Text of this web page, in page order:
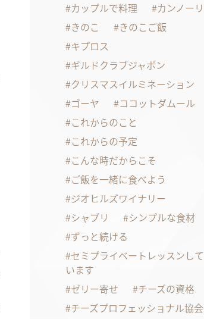
カップルで料理
カンノーリ
きのこ
きのこご飯
キプロス
ギルドクラブジャポン
クリスマスイルミネーション
ゴーヤ
ココットダムール
これからのこと
これからの予定
こんな時だからこそ
ご飯を一緒に食べよう
ジオヒルズワイナリー
シャブリ
シンプルな食材
ずっと続ける
セミプライベートレッスンして
います
ゼリー寄せ
チーズの資格
チーズプロフェッショナル協会